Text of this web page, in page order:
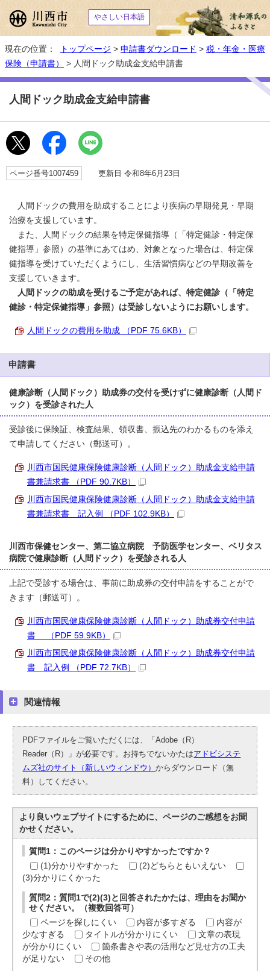
やさしい日本語
現在の位置： トップページ > 申請書ダウンロード > 税・年金・医療
保険（申請書）
> 人間ドック助成金支給申請書
人間ドック助成金支給申請書
ページ番号1007459 更新日 令和8年6月23日
人間ドックの費用を助成することにより疾病の早期発見・早期
治療を支援しています。
また、人間ドックの結果を特定保健指導（「特定健診・特定保
健指導」参照）の基準にあてはめ、対象となった場合は、特定保
健指導を受けていただくようにし、生活習慣病などの早期改善を
支援していきます。
人間ドックの助成を受けるご予定があれば、特定健診（「特定
健診・特定保健指導」参照）は受診しないようにお願いします。
人間ドックの費用を助成 （PDF 75.6KB）
申請書
健康診断（人間ドック）助成券の交付を受けずに健康診断（人間ド
ック）を受診された人
受診後に保険証、検査結果、領収書、振込先のわかるものを添え
て申請してください（郵送可）。
川西市国民健康保険健康診断（人間ドック）助成金支給申請
書兼請求書 （PDF 90.7KB）
川西市国民健康保険健康診断（人間ドック）助成金支給申請
書兼請求書 記入例 （PDF 102.9KB）
川西市保健センター、第二協立病院 予防医学センター、ベリタス
病院で健康診断（人間ドック）を受診される人
上記で受診する場合は、事前に助成券の交付申請をすることがで
きます（郵送可）。
川西市国民健康保険健康診断（人間ドック）助成券交付申請
書 （PDF 59.9KB）
川西市国民健康保険健康診断（人間ドック）助成券交付申請
書 記入例 （PDF 72.7KB）
関連情報
PDFファイルをご覧いただくには、「Adobe（R）
Reader（R）」が必要です。お持ちでないかたはアドビシステ
ムズ社のサイト（新しいウィンドウ）からダウンロード（無
料）してください。
より良いウェブサイトにするために、ページのご感想をお聞
かせください。
質問1：このページは分かりやすかったですか？
(1)分かりやすかった
(2)どちらともいえない
(3)分かりにくかった
質問2：質問1で(2)(3)と回答されたかたは、理由をお聞か
せください。（複数回答可）
ページを探しにくい
内容が多すぎる
内容が
少なすぎる
タイトルが分かりにくい
文章の表現
が分かりにくい
箇条書きや表の活用など見せ方の工夫
が足りない
その他